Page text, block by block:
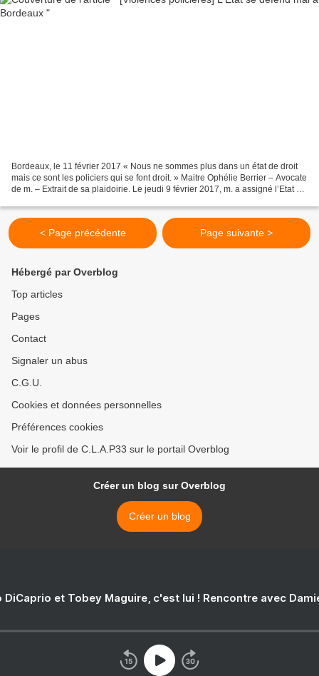
Bordeaux, le 11 février 2017 « Nous ne sommes plus dans un état de droit
mais ce sont les policiers qui se font droit. » Maitre Ophélie Berrier – Avocate
de m. – Extrait de sa plaidoirie. Le jeudi 9 février 2017, m. a assigné l’Etat au
< Page précédente Page suivante >
Hébergé par Overblog
Top articles
Pages
Contact
Signaler un abus
C.G.U.
Cookies et données personnelles
Préférences cookies
Voir le profil de C.L.A.P33 sur le portail Overblog
Créer un blog sur Overblog
Créer un blog
DiCaprio et Tobey Maguire, c'est lui ! Rencontre avec